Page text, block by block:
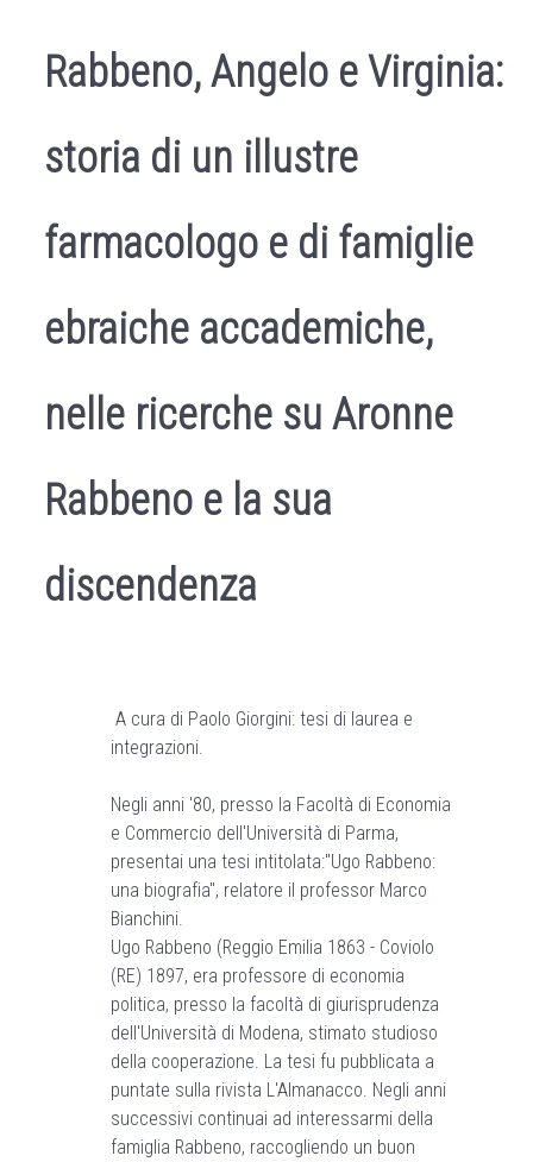
Rabbeno, Angelo e Virginia:
storia di un illustre
farmacologo e di famiglie
ebraiche accademiche,
nelle ricerche su Aronne
Rabbeno e la sua
discendenza
A cura di Paolo Giorgini: tesi di laurea e
integrazioni.
Negli anni '80, presso la Facoltà di Economia
e Commercio dell'Università di Parma,
presentai una tesi intitolata:"Ugo Rabbeno:
una biografia", relatore il professor Marco
Bianchini.
Ugo Rabbeno (Reggio Emilia 1863 - Coviolo
(RE) 1897, era professore di economia
politica, presso la facoltà di giurisprudenza
dell'Università di Modena, stimato studioso
della cooperazione. La tesi fu pubblicata a
puntate sulla rivista L'Almanacco. Negli anni
successivi continuai ad interessarmi della
famiglia Rabbeno, raccogliendo un buon